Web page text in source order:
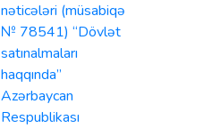
nəticələri (müsabiqə
№ 78541) “Dövlət
satınalmaları
haqqında”
Azərbaycan
Respublikası